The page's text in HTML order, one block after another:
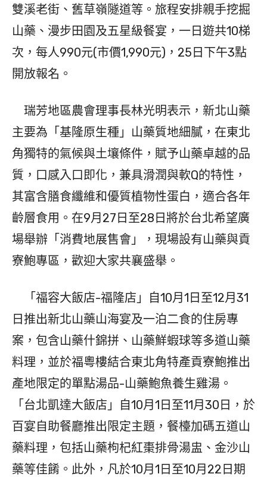
雙溪老街、舊草嶺隧道等。旅程安排親手挖掘
山藥、漫步田園及五星級餐宴，一日遊共10梯
次，每人990元(市價1,990元)，25日下午3點
開放報名。
瑞芳地區農會理事長林光明表示，新北山藥
主要為「基隆原生種」山藥質地細膩，在東北
角獨特的氣候與土壤條件，賦予山藥卓越的品
質，口感入口即化，兼具滑潤與軟Q的特性，
其富含膳食纖維和優質植物性蛋白，適合各年
齡層食用。在9月27日至28日將於台北希望廣
場舉辦「消費地展售會」，現場設有山藥與貢
寮鮑專區，歡迎大家共襄盛舉。
「福容大飯店-福隆店」自10月1日至12月31
日推出新北山藥山海宴及一泊二食的住房專
案，包含山藥什錦拼、山藥鮮蝦球等多道山藥
料理，並於福粵樓結合東北角特產貢寮鮑推出
產地限定的單點湯品-山藥鮑魚養生雞湯。
「台北凱達大飯店」自10月1日至11月30日，於
百宴自助餐廳推出限定主題，餐檯加碼五道山
藥料理，包括山藥枸杞紅棗排骨湯盅、金沙山
藥等佳餚。此外，凡於10月1日至10月22日期